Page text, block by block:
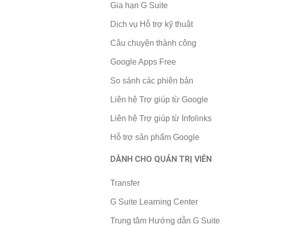
Gia hạn G Suite
Dịch vụ Hỗ trợ kỹ thuật
Câu chuyện thành công
Google Apps Free
So sánh các phiên bản
Liên hệ Trợ giúp từ Google
Liên hệ Trợ giúp từ Infolinks
Hỗ trợ sản phẩm Google
DÀNH CHO QUẢN TRỊ VIÊN
Transfer
G Suite Learning Center
Trung tâm Hướng dẫn G Suite